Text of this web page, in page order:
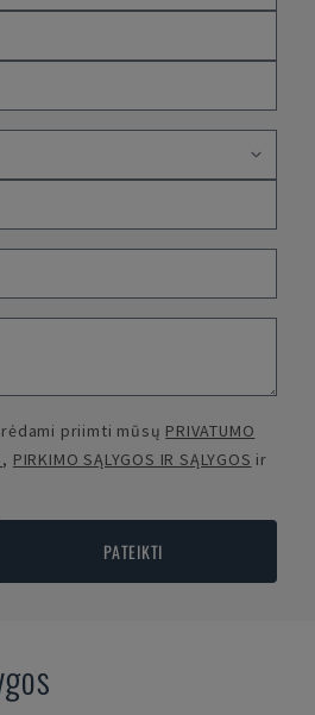
priimti mūsų PRIVATUMO
, PIRKIMO SĄLYGOS IR SĄLYGOS ir
PATEIKTI